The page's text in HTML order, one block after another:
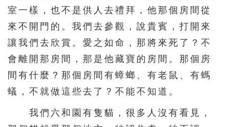
室一樣，也不是供人去禮拜，他那個房間從
來不開門的。我們去參觀，說貴賓，打開來
讓我們去欣賞。愛之如命，那將來死了？不
會離開那房間，那是他藏寶的房間。那個房
間有什麼？那個房間有蟑螂、有老鼠、有螞
蟻，不就做這些去了？不能不知道。
我們六和園有隻貓，很多人沒有看見，